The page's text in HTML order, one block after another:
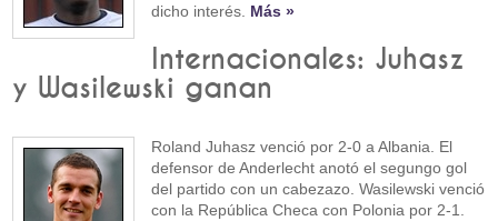
dicho interés. Más »
Internacionales: Juhasz
y Wasilewski ganan
Roland Juhasz venció por 2-0 a Albania. El
defensor de Anderlecht anotó el segungo gol
del partido con un cabezazo. Wasilewski venció
con la República Checa con Polonia por 2-1.